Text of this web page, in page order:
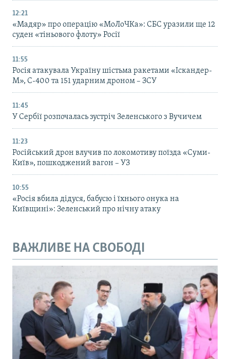
12:21
«Мадяр» про операцію «МоЛоЧКа»: СБС уразили ще 12
суден «тіньового флоту» Росії
11:55
Росія атакувала Україну шістьма ракетами «Іскандер-
М», С-400 та 151 ударним дроном – ЗСУ
11:45
У Сербії розпочалась зустріч Зеленського з Вучичем
11:23
Російський дрон влучив по локомотиву поїзда «Суми-
Київ», пошкоджений вагон – УЗ
10:55
«Росія вбила дідуся, бабусю і їхнього онука на
Київщині»: Зеленський про нічну атаку
ВАЖЛИВЕ НА СВОБОДІ